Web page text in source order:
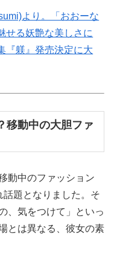
より。「おおーな
せる妖艶な美しさに
『躾』発売決定に大
移動中の大胆ファ
動中のファッション
題となりました。そ
、気をつけて」といっ
とは異なる、彼女の素